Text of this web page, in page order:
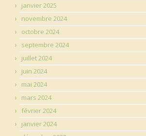
janvier 2025
novembre 2024
octobre 2024
septembre 2024
juillet 2024
juin 2024
mai 2024
mars 2024
février 2024
janvier 2024